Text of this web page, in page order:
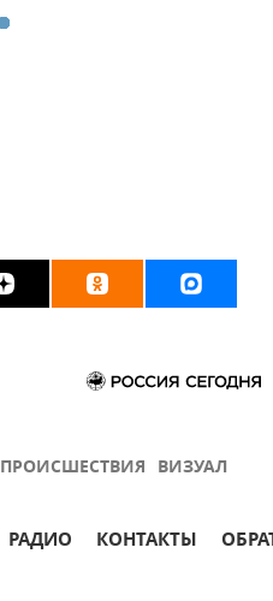
ПРОИСШЕСТВИЯ ВИЗУАЛ
РАДИО КОНТАКТЫ